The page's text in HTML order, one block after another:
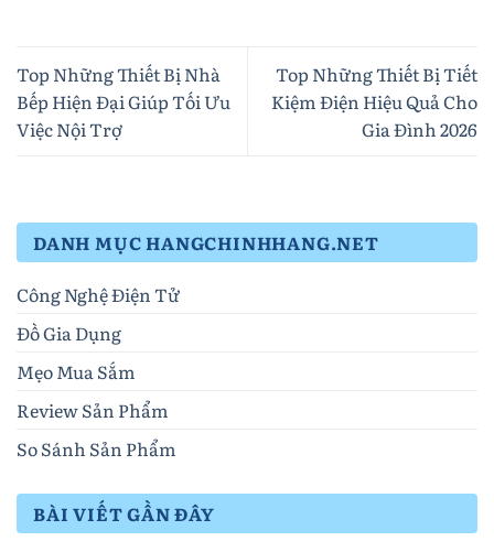
Top Những Thiết Bị Nhà
Bếp Hiện Đại Giúp Tối Ưu
Việc Nội Trợ
Top Những Thiết Bị Tiết
Kiệm Điện Hiệu Quả Cho
Gia Đình 2026
DANH MỤC HANGCHINHHANG.NET
Công Nghệ Điện Tử
Đồ Gia Dụng
Mẹo Mua Sắm
Review Sản Phẩm
So Sánh Sản Phẩm
BÀI VIẾT GẦN ĐÂY